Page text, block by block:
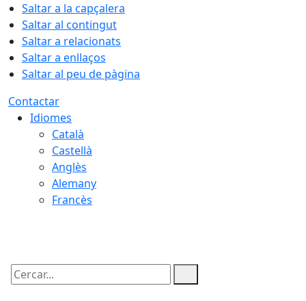
Saltar a la capçalera
Saltar al contingut
Saltar a relacionats
Saltar a enllaços
Saltar al peu de pàgina
Contactar
Idiomes
Català
Castellà
Anglès
Alemany
Francès
Cercar: